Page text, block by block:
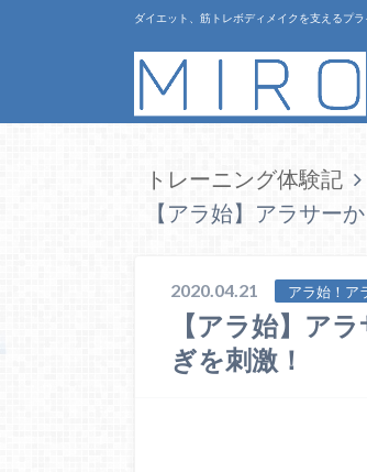
ダイエット、筋トレボディメイクを支えるプラ
トレーニング体験記
【アラ始】アラサー
2020.04.21 アラ始！ア
【アラ始】ア
ぎを刺激！